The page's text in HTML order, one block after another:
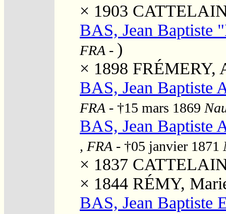
× 1903
BAS, Jean Baptiste
FRA - )
× 1898 FRÉMERY,
BAS, Jean Baptiste
FRA - †15 mars 1869
BAS, Jean Baptiste
, FRA - †05 janvier 1871
× 1837
× 1844 RÉMY,
BAS, Jean Baptiste